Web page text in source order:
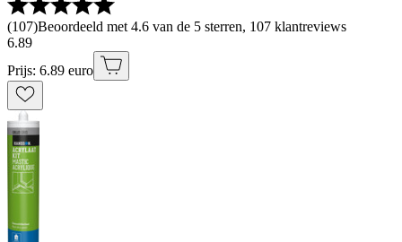
(107)Beoordeeld met 4.6 van de 5 sterren, 107 klantreviews
6.89
Prijs: 6.89 euro